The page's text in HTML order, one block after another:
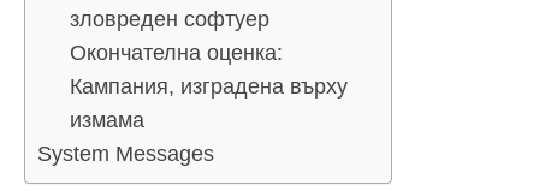
зловреден софтуер
Окончателна оценка:
Кампания, изградена върху
измама
System Messages